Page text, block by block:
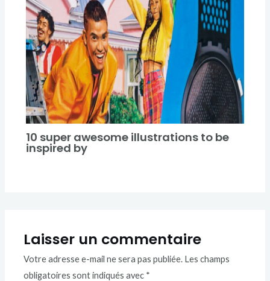
10 super awesome illustrations to be
inspired by
Laisser un commentaire
Votre adresse e-mail ne sera pas publiée. Les champs
obligatoires sont indiqués avec *